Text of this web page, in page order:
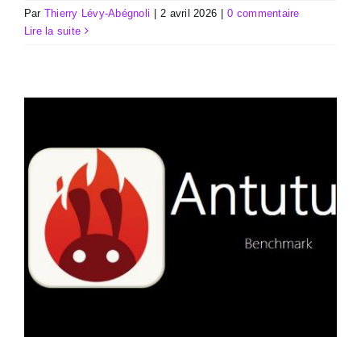
Par Thierry Lévy-Abégnoli | 2 avril 2026 | 0 commentaire
Lire la suite